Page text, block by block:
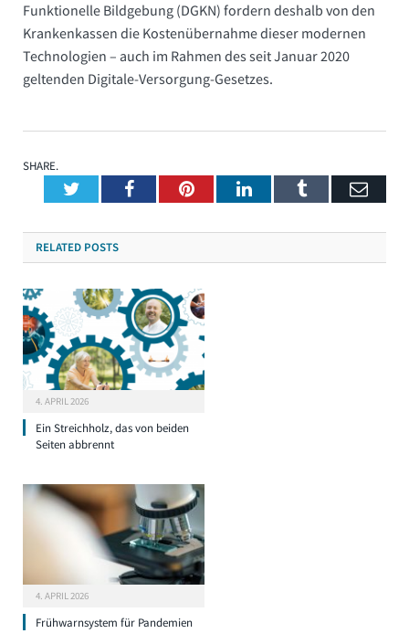
Funktionelle Bildgebung (DGKN) fordern deshalb von den
Krankenkassen die Kostenübernahme dieser modernen
Technologien – auch im Rahmen des seit Januar 2020
geltenden Digitale-Versorgung-Gesetzes.
SHARE.
TwitterFacebookPinterestLinkedInTumblr
RELATED POSTS
4. APRIL 2026
Ein Streichholz, das von beiden
Seiten abbrennt
4. APRIL 2026
Frühwarnsystem für Pandemien